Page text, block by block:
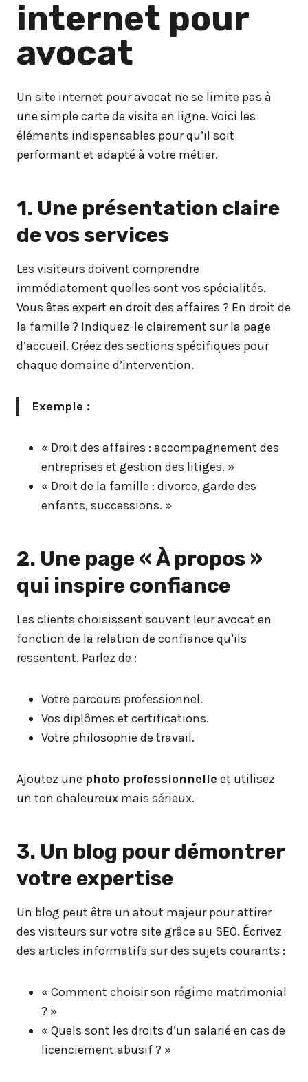
internet pour
avocat
Un site internet pour avocat ne se limite pas à
une simple carte de visite en ligne. Voici les
éléments indispensables pour qu’il soit
performant et adapté à votre métier.
1. Une présentation claire
de vos services
Les visiteurs doivent comprendre
immédiatement quelles sont vos spécialités.
Vous êtes expert en droit des affaires ? En droit de
la famille ? Indiquez-le clairement sur la page
d’accueil. Créez des sections spécifiques pour
chaque domaine d’intervention.
Exemple :
« Droit des affaires : accompagnement des
entreprises et gestion des litiges. »
« Droit de la famille : divorce, garde des
enfants, successions. »
2. Une page « À propos »
qui inspire confiance
Les clients choisissent souvent leur avocat en
fonction de la relation de confiance qu’ils
ressentent. Parlez de :
Votre parcours professionnel.
Vos diplômes et certifications.
Votre philosophie de travail.
Ajoutez une photo professionnelle et utilisez
un ton chaleureux mais sérieux.
3. Un blog pour démontrer
votre expertise
Un blog peut être un atout majeur pour attirer
des visiteurs sur votre site grâce au SEO. Écrivez
des articles informatifs sur des sujets courants :
« Comment choisir son régime matrimonial
? »
« Quels sont les droits d’un salarié en cas de
licenciement abusif ? »